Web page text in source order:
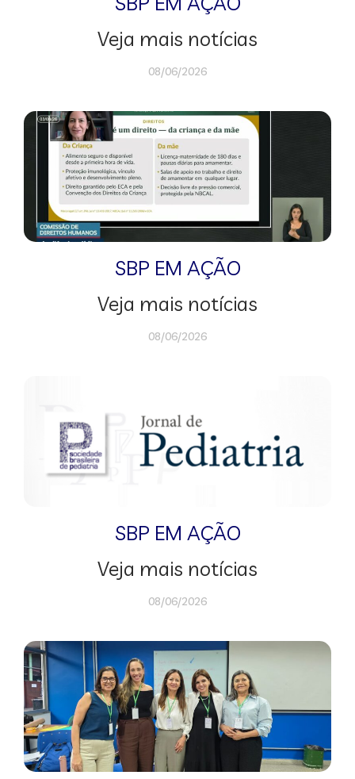
Veja mais notícias
08/06/2026
SBP EM AÇÃO
Veja mais notícias
08/06/2026
SBP EM AÇÃO
Veja mais notícias
08/06/2026